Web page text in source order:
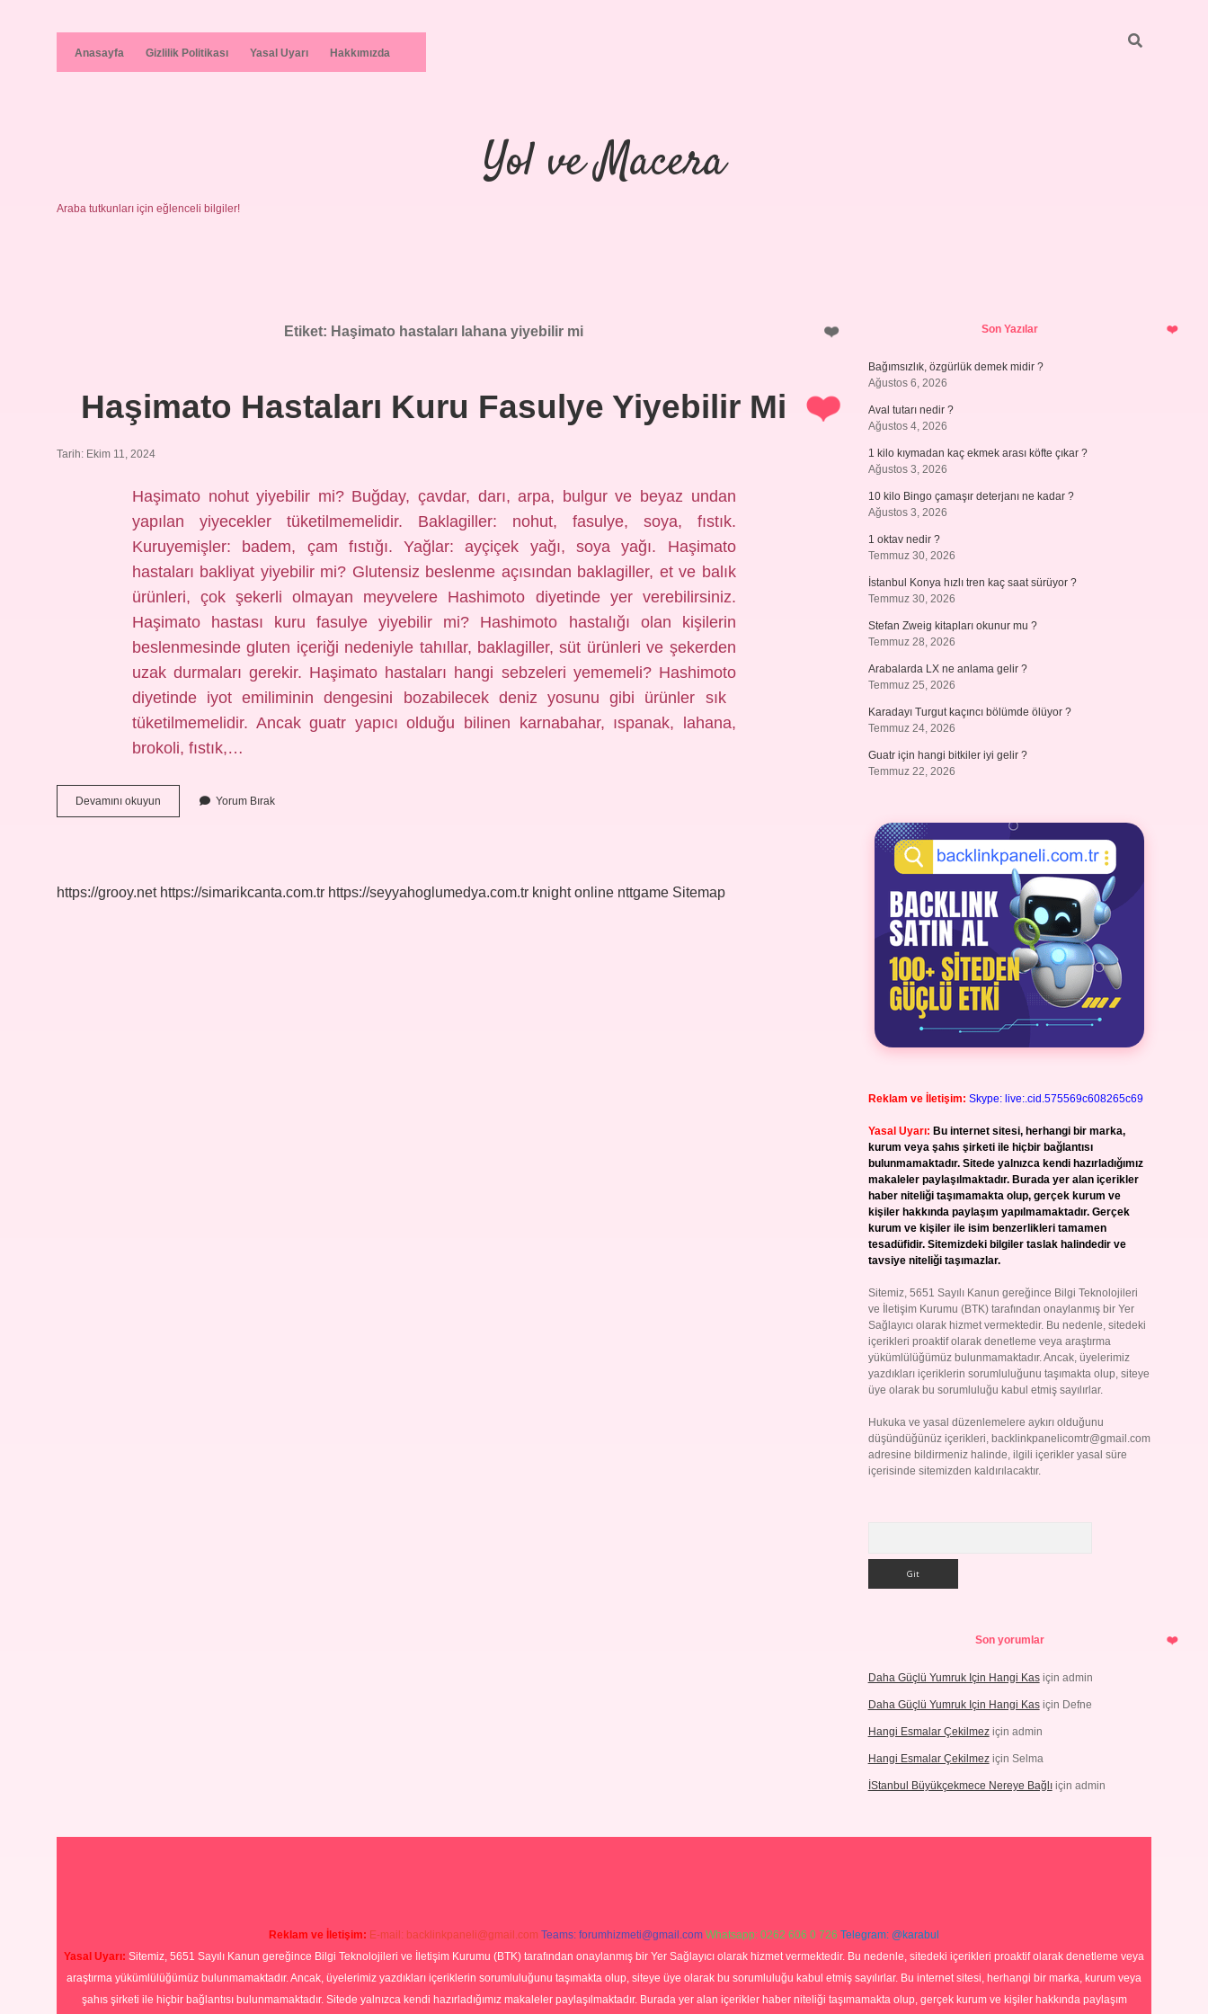
Anasayfa Gizlilik Politikası Yasal Uyarı Hakkımızda
Yol ve Macera
Araba tutkunları için eğlenceli bilgiler!
Etiket: Haşimato hastaları lahana yiyebilir mi
Haşimato Hastaları Kuru Fasulye Yiyebilir Mi
Tarih: Ekim 11, 2024
Haşimato nohut yiyebilir mi? Buğday, çavdar, darı, arpa, bulgur ve beyaz undan
yapılan yiyecekler tüketilmemelidir. Baklagiller: nohut, fasulye, soya, fıstık.
Kuruyemişler: badem, çam fıstığı. Yağlar: ayçiçek yağı, soya yağı. Haşimato
hastaları bakliyat yiyebilir mi? Glutensiz beslenme açısından baklagiller, et ve balık
ürünleri, çok şekerli olmayan meyvelere Hashimoto diyetinde yer verebilirsiniz.
Haşimato hastası kuru fasulye yiyebilir mi? Hashimoto hastalığı olan kişilerin
beslenmesinde gluten içeriği nedeniyle tahıllar, baklagiller, süt ürünleri ve şekerden
uzak durmaları gerekir. Haşimato hastaları hangi sebzeleri yememeli? Hashimoto
diyetinde iyot emiliminin dengesini bozabilecek deniz yosunu gibi ürünler sık ​​
tüketilmemelidir. Ancak guatr yapıcı olduğu bilinen karnabahar, ıspanak, lahana,
brokoli, fıstık,…
Devamını okuyun Haşimato
Hastaları
Yorum Bırak
https://grooy.net https://simarikcanta.com.tr https://seyyahoglumedya.com.tr knight online nttgame Sitemap
SidebarSon Yazılar
Bağımsızlık, özgürlük demek midir ?
Ağustos 6, 2026
Aval tutarı nedir ?
Ağustos 4, 2026
1 kilo kıymadan kaç ekmek arası köfte çıkar ?
Ağustos 3, 2026
10 kilo Bingo çamaşır deterjanı ne kadar ?
Ağustos 3, 2026
1 oktav nedir ?
Temmuz 30, 2026
İstanbul Konya hızlı tren kaç saat sürüyor ?
Temmuz 30, 2026
Stefan Zweig kitapları okunur mu ?
Temmuz 28, 2026
Arabalarda LX ne anlama gelir ?
Temmuz 25, 2026
Karadayı Turgut kaçıncı bölümde ölüyor ?
Temmuz 24, 2026
Guatr için hangi bitkiler iyi gelir ?
Temmuz 22, 2026
Reklam ve İletişim: Skype: live:.cid.575569c608265c69
Yasal Uyarı: Bu internet sitesi, herhangi bir marka,
kurum veya şahıs şirketi ile hiçbir bağlantısı
bulunmamaktadır. Sitede yalnızca kendi hazırladığımız
makaleler paylaşılmaktadır. Burada yer alan içerikler
haber niteliği taşımamakta olup, gerçek kurum ve
kişiler hakkında paylaşım yapılmamaktadır. Gerçek
kurum ve kişiler ile isim benzerlikleri tamamen
tesadüfidir. Sitemizdeki bilgiler taslak halindedir ve
tavsiye niteliği taşımazlar.
Sitemiz, 5651 Sayılı Kanun gereğince Bilgi Teknolojileri
ve İletişim Kurumu (BTK) tarafından onaylanmış bir Yer
Sağlayıcı olarak hizmet vermektedir. Bu nedenle, sitedeki
içerikleri proaktif olarak denetleme veya araştırma
yükümlülüğümüz bulunmamaktadır. Ancak, üyelerimiz
yazdıkları içeriklerin sorumluluğunu taşımakta olup, siteye
üye olarak bu sorumluluğu kabul etmiş sayılırlar.
Hukuka ve yasal düzenlemelere aykırı olduğunu
düşündüğünüz içerikleri, backlinkpanelicomtr@gmail.com
adresine bildirmeniz halinde, ilgili içerikler yasal süre
içerisinde sitemizden kaldırılacaktır.
Son yorumlar
Daha Güçlü Yumruk Için Hangi Kasiçin admin
Daha Güçlü Yumruk Için Hangi Kasiçin Defne
Hangi Esmalar Çekilmeziçin admin
Hangi Esmalar Çekilmeziçin Selma
İStanbul Büyükçekmece Nereye Bağlıiçin admin
Reklam ve İletişim: E-mail: backlinkpaneli@gmail.com Teams: forumhizmeti@gmail.com Whatsapp: 0262 606 0 726 Telegram: @karabul
Yasal Uyarı: Sitemiz, 5651 Sayılı Kanun gereğince Bilgi Teknolojileri ve İletişim Kurumu (BTK) tarafından onaylanmış bir Yer Sağlayıcı olarak hizmet vermektedir. Bu nedenle, sitedeki içerikleri proaktif olarak denetleme veya
araştırma yükümlülüğümüz bulunmamaktadır. Ancak, üyelerimiz yazdıkları içeriklerin sorumluluğunu taşımakta olup, siteye üye olarak bu sorumluluğu kabul etmiş sayılırlar. Bu internet sitesi, herhangi bir marka, kurum veya
şahıs şirketi ile hiçbir bağlantısı bulunmamaktadır. Sitede yalnızca kendi hazırladığımız makaleler paylaşılmaktadır. Burada yer alan içerikler haber niteliği taşımamakta olup, gerçek kurum ve kişiler hakkında paylaşım